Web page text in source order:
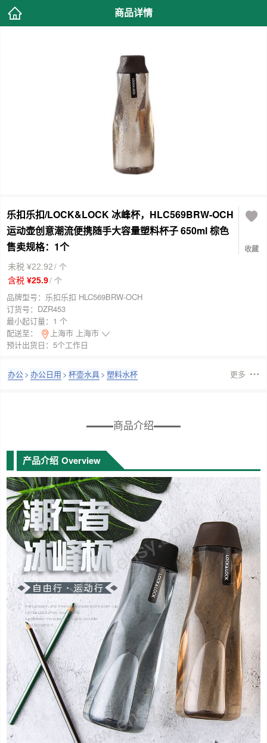
商品详情
乐扣乐扣/LOCK&LOCK 冰峰杯，HLC569BRW-OCH
运动壶创意潮流便携随手大容量塑料杯子 650ml 棕色
售卖规格：1个
收藏
未税 ¥22.92/ 个
含税 ¥25.9/ 个
品牌型号： 乐扣乐扣 HLC569BRW-OCH
订货号： DZR453
最小起订量： 1 个
配送至：
上海市 上海市
预计出货日：5个工作日
办公> 办公日用 > 杯壶水具> 塑料水杯 更多
商品介绍
产品介绍 Overview